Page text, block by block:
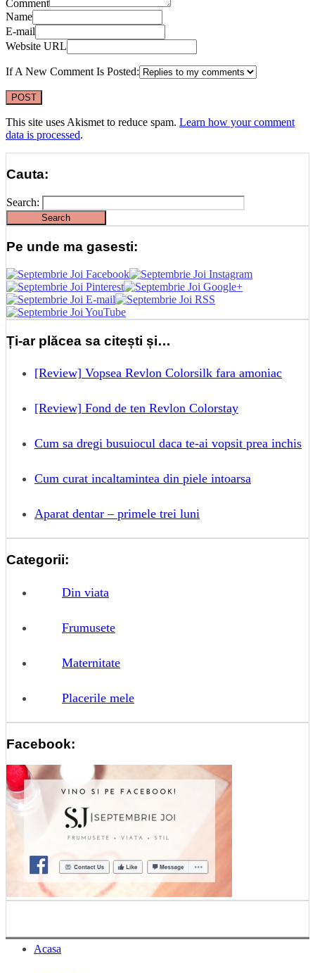
Comment
Name
E-mail
Website URL
If A New Comment Is Posted:
This site uses Akismet to reduce spam. Learn how your comment
data is processed.
Cauta:
Search:
Pe unde ma gasesti:
Ți-ar plăcea sa citești și…
[Review] Vopsea Revlon Colorsilk fara amoniac
[Review] Fond de ten Revlon Colorstay
Cum sa dregi busuiocul daca te-ai vopsit prea inchis
Cum curat incaltamintea din piele intoarsa
Aparat dentar – primele trei luni
Categorii:
Din viata
Frumusete
Maternitate
Placerile mele
Facebook:
Acasa